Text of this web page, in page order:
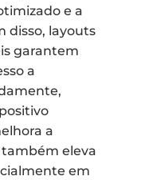
e a
disso, layouts
garantem
a
a
eleva
em